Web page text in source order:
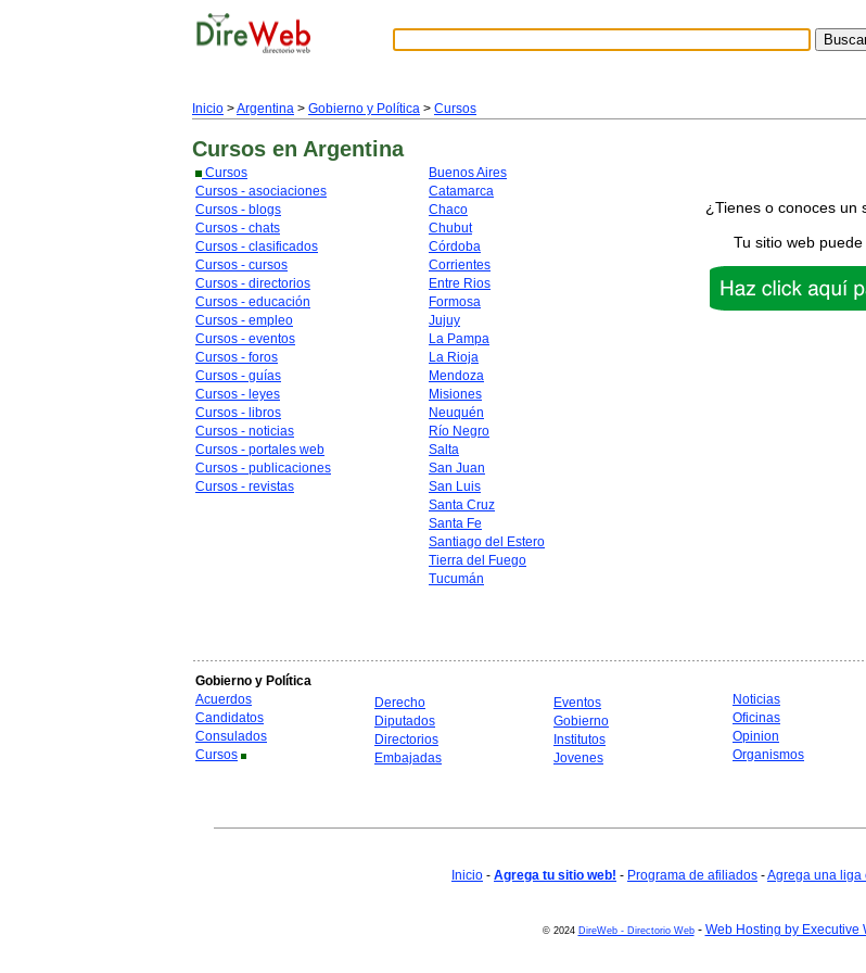
Inicio >Argentina > Gobierno y Política > Cursos
Cursos en Argentina
Cursos
Cursos - asociaciones
Cursos - blogs
Cursos - chats
Cursos - clasificados
Cursos - cursos
Cursos - directorios
Cursos - educación
Cursos - empleo
Cursos - eventos
Cursos - foros
Cursos - guías
Cursos - leyes
Cursos - libros
Cursos - noticias
Cursos - portales web
Cursos - publicaciones
Cursos - revistas
Buenos Aires
Catamarca
Chaco
Chubut
Córdoba
Corrientes
Entre Rios
Formosa
Jujuy
La Pampa
La Rioja
Mendoza
Misiones
Neuquén
Río Negro
Salta
San Juan
San Luis
Santa Cruz
Santa Fe
Santiago del Estero
Tierra del Fuego
Tucumán
¿Tienes o conoces un
Tu sitio web
Gobierno y Política
Acuerdos
Candidatos
Consulados
Cursos
Derecho
Diputados
Directorios
Embajadas
Eventos
Gobierno
Institutos
Jovenes
Noticias
Oficinas
Opinion
Organismos
Inicio - Agrega tu sitio web! - Programa de afiliados -Agrega una liga
© 2024 DireWeb - Directorio Web- Web Hosting by Executive